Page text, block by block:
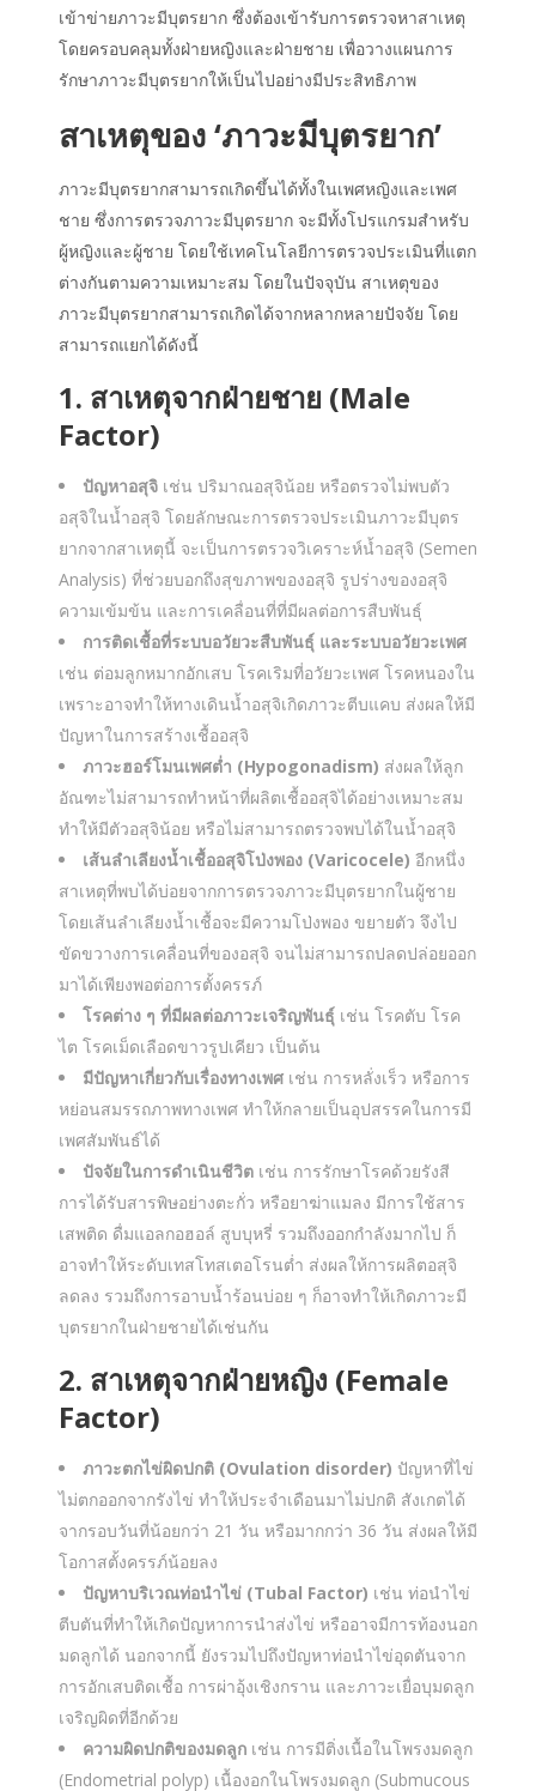
เข้าข่ายภาวะมีบุตรยาก ซึ่งต้องเข้ารับการตรวจหาสาเหตุ
โดยครอบคลุมทั้งฝ่ายหญิงและฝ่ายชาย เพื่อวางแผนการ
รักษาภาวะมีบุตรยากให้เป็นไปอย่างมีประสิทธิภาพ
สาเหตุของ ‘ภาวะมีบุตรยาก’
ภาวะมีบุตรยากสามารถเกิดขึ้นได้ทั้งในเพศหญิงและเพศ
ชาย ซึ่งการตรวจภาวะมีบุตรยาก จะมีทั้งโปรแกรมสำหรับ
ผู้หญิงและผู้ชาย โดยใช้เทคโนโลยีการตรวจประเมินที่แตก
ต่างกันตามความเหมาะสม โดยในปัจจุบัน สาเหตุของ
ภาวะมีบุตรยากสามารถเกิดได้จากหลากหลายปัจจัย โดย
สามารถแยกได้ดังนี้
1. สาเหตุจากฝ่ายชาย (Male
Factor)
ปัญหาอสุจิ เช่น ปริมาณอสุจิน้อย หรือตรวจไม่พบตัว
อสุจิในน้ำอสุจิ โดยลักษณะการตรวจประเมินภาวะมีบุตร
ยากจากสาเหตุนี้ จะเป็นการตรวจวิเคราะห์น้ำอสุจิ (Semen
Analysis) ที่ช่วยบอกถึงสุขภาพของอสุจิ รูปร่างของอสุจิ
ความเข้มข้น และการเคลื่อนที่ที่มีผลต่อการสืบพันธุ์
การติดเชื้อที่ระบบอวัยวะสืบพันธุ์ และระบบอวัยวะเพศ
เช่น ต่อมลูกหมากอักเสบ โรคเริมที่อวัยวะเพศ โรคหนองใน
เพราะอาจทำให้ทางเดินน้ำอสุจิเกิดภาวะตีบแคบ ส่งผลให้มี
ปัญหาในการสร้างเชื้ออสุจิ
ภาวะฮอร์โมนเพศต่ำ (Hypogonadism) ส่งผลให้ลูก
อัณฑะไม่สามารถทำหน้าที่ผลิตเชื้ออสุจิได้อย่างเหมาะสม
ทำให้มีตัวอสุจิน้อย หรือไม่สามารถตรวจพบได้ในน้ำอสุจิ
เส้นลำเลียงน้ำเชื้ออสุจิโป่งพอง (Varicocele) อีกหนึ่ง
สาเหตุที่พบได้บ่อยจากการตรวจภาวะมีบุตรยากในผู้ชาย
โดยเส้นลำเลียงน้ำเชื้อจะมีความโป่งพอง ขยายตัว จึงไป
ขัดขวางการเคลื่อนที่ของอสุจิ จนไม่สามารถปลดปล่อยออก
มาได้เพียงพอต่อการตั้งครรภ์
โรคต่าง ๆ ที่มีผลต่อภาวะเจริญพันธุ์ เช่น โรคตับ โรค
ไต โรคเม็ดเลือดขาวรูปเคียว เป็นต้น
มีปัญหาเกี่ยวกับเรื่องทางเพศ เช่น การหลั่งเร็ว หรือการ
หย่อนสมรรถภาพทางเพศ ทำให้กลายเป็นอุปสรรคในการมี
เพศสัมพันธ์ได้
ปัจจัยในการดำเนินชีวิต เช่น การรักษาโรคด้วยรังสี
การได้รับสารพิษอย่างตะกั่ว หรือยาฆ่าแมลง มีการใช้สาร
เสพติด ดื่มแอลกอฮอล์ สูบบุหรี่ รวมถึงออกกำลังมากไป ก็
อาจทำให้ระดับเทสโทสเตอโรนต่ำ ส่งผลให้การผลิตอสุจิ
ลดลง รวมถึงการอาบน้ำร้อนบ่อย ๆ ก็อาจทำให้เกิดภาวะมี
บุตรยากในฝ่ายชายได้เช่นกัน
2. สาเหตุจากฝ่ายหญิง (Female
Factor)
ภาวะตกไข่ผิดปกติ (Ovulation disorder) ปัญหาที่ไข่
ไม่ตกออกจากรังไข่ ทำให้ประจำเดือนมาไม่ปกติ สังเกตได้
จากรอบวันที่น้อยกว่า 21 วัน หรือมากกว่า 36 วัน ส่งผลให้มี
โอกาสตั้งครรภ์น้อยลง
ปัญหาบริเวณท่อนำไข่ (Tubal Factor) เช่น ท่อนำไข่
ตีบตันที่ทำให้เกิดปัญหาการนำส่งไข่ หรืออาจมีการท้องนอก
มดลูกได้ นอกจากนี้ ยังรวมไปถึงปัญหาท่อนำไข่อุดตันจาก
การอักเสบติดเชื้อ การผ่าอุ้งเชิงกราน และภาวะเยื่อบุมดลูก
เจริญผิดที่อีกด้วย
ความผิดปกติของมดลูก เช่น การมีติ่งเนื้อในโพรงมดลูก
(Endometrial polyp) เนื้องอกในโพรงมดลูก (Submucous